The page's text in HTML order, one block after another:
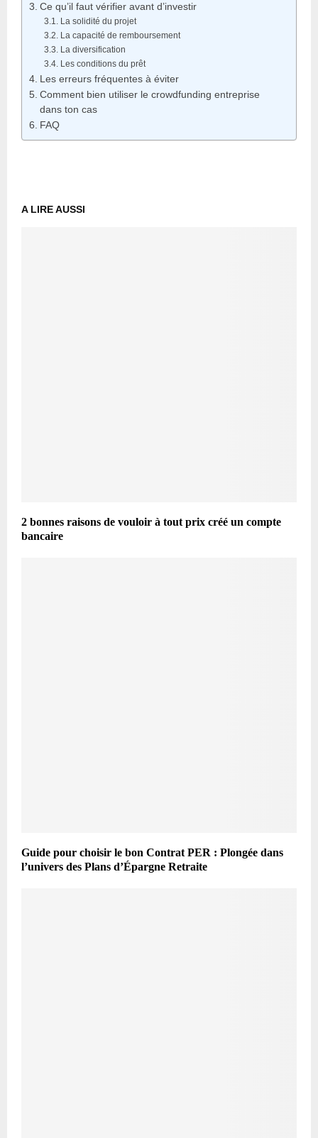
Ce qu’il faut vérifier avant d’investir
La solidité du projet
La capacité de remboursement
La diversification
Les conditions du prêt
Les erreurs fréquentes à éviter
Comment bien utiliser le crowdfunding entreprise
dans ton cas
FAQ
A LIRE AUSSI
2 bonnes raisons de vouloir à tout prix créé un compte
bancaire
Guide pour choisir le bon Contrat PER : Plongée dans
l’univers des Plans d’Épargne Retraite